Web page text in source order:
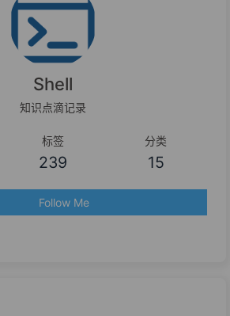
Shell
知识点滴记录
标签
239
分类
15
Follow Me